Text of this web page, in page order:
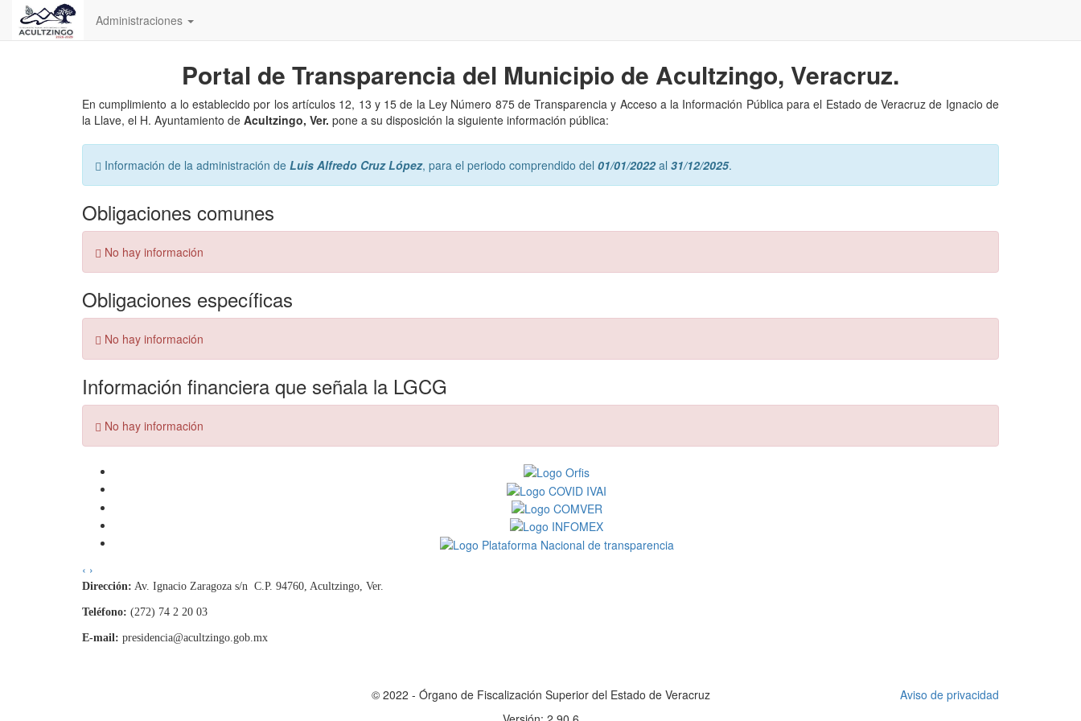
Administraciones
Inicio
Portal de Transparencia del Municipio de Acultzingo, Veracruz.
En cumplimiento a lo establecido por los artículos 12, 13 y 15 de la Ley Número 875 de Transparencia y Acceso a la Información Pública para el Estado de Veracruz de Ignacio de
la Llave, el H. Ayuntamiento de Acultzingo, Ver. pone a su disposición la siguiente información pública:
Error:
Información de la administración de Luis Alfredo Cruz López, para el periodo comprendido del 01/01/2022al 31/12/2025.
Obligaciones comunes
Error:
No hay información
Obligaciones específicas
Error:
No hay información
Información financiera que señala la LGCG
Error:
No hay información
‹ ›
Dirección: Av. Ignacio Zaragoza s/n C.P. 94760, Acultzingo, Ver.
Teléfono: (272) 74 2 20 03
E-mail: presidencia@acultzingo.gob.mx
© 2022 - Órgano de Fiscalización Superior del Estado de Veracruz
Aviso de privacidad